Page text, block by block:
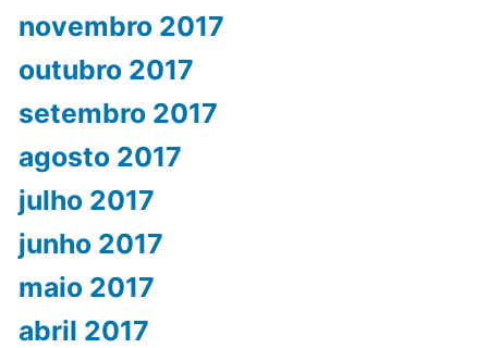
novembro 2017
outubro 2017
setembro 2017
agosto 2017
julho 2017
junho 2017
maio 2017
abril 2017